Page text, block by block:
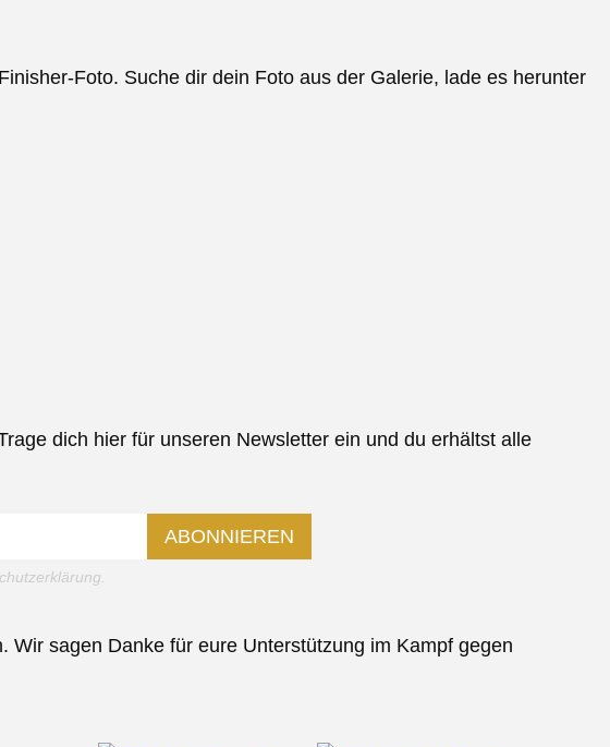
Foto. Suche dir dein Foto aus der Galerie, lade es herunter
dich hier für unseren Newsletter ein und du erhältst alle
sagen Danke für eure Unterstützung im Kampf gegen